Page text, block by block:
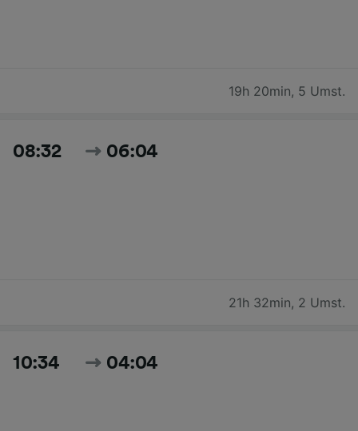
19h 20min, 5 Umst.
08:32 06:04
21h 32min, 2 Umst.
10:34 04:04